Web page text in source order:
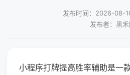
发布时间：2026-08-
发布者：黑禾
小程序打牌提高胜率辅助是一